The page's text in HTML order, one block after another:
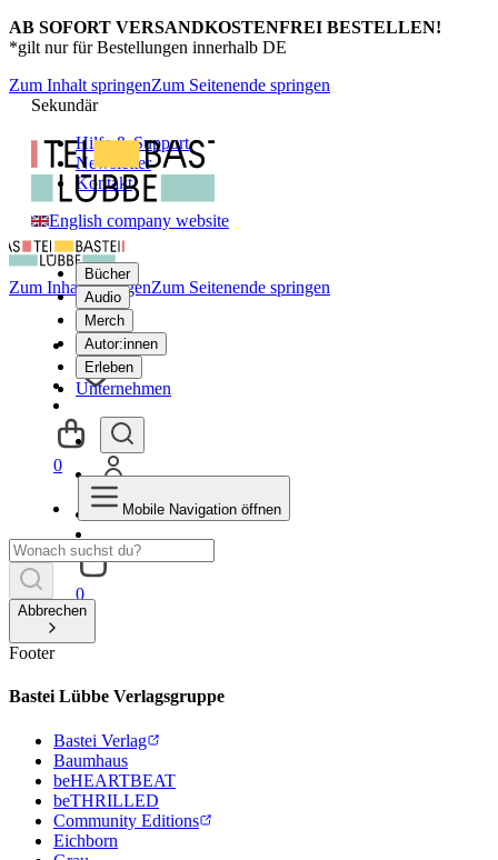
AB SOFORT VERSANDKOSTENFREI BESTELLEN!
*gilt nur für Bestellungen innerhalb DE
Zum Inhalt springenZum Seitenende springen
Sekundär
Hilfe & Support
Newsletter
Kontakt
English company website
Bücher
Audio
Merch
Autor:innen
Erleben
Unternehmen
0
Zum Inhalt springenZum Seitenende springen
0
Mobile Navigation öffnen
Abbrechen
Footer
Bastei Lübbe Verlagsgruppe
Bastei Verlag
Baumhaus
beHEARTBEAT
beTHRILLED
Community Editions
Eichborn